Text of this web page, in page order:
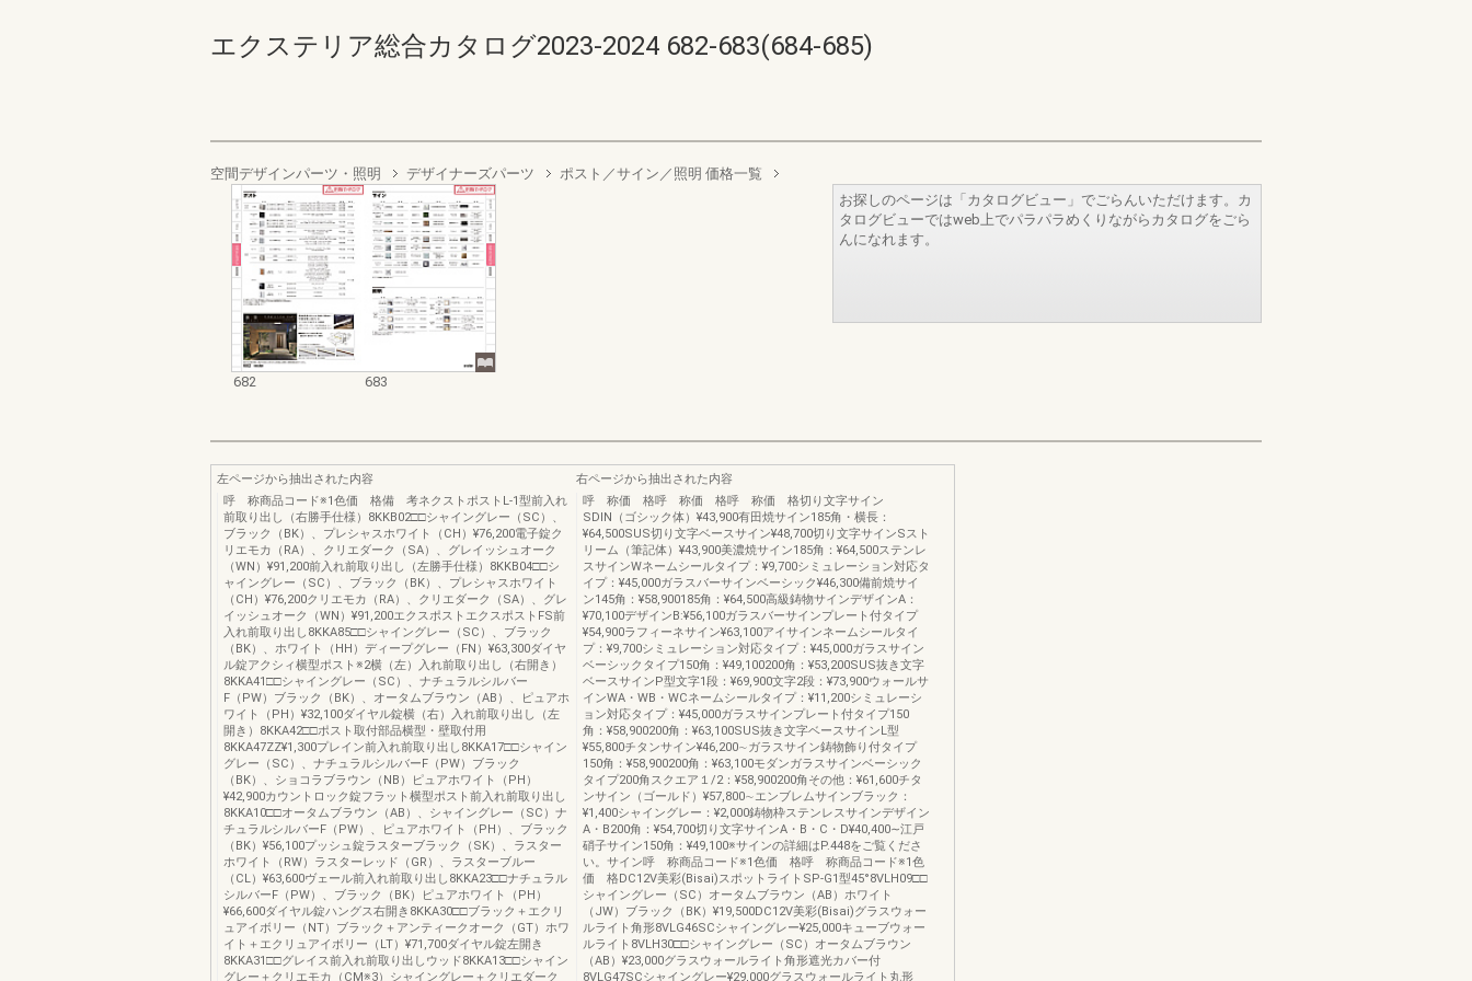
エクステリア総合カタログ2023-2024 682-683(684-685)
空間デザインパーツ・照明 デザイナーズパーツ ポスト／サイン／照明 価格一覧
682 683
お探しのページは「カタログビュー」でごらんいただけます。カ
タログビューではweb上でパラパラめくりながらカタログをごら
んになれます。
左ページから抽出された内容
呼 称商品コード※1色価 格備 考ネクストポストL-1型前入れ
前取り出し（右勝手仕様）8KKB02□□シャイングレー（SC）、
ブラック（BK）、プレシャスホワイト（CH）¥76,200電子錠ク
リエモカ（RA）、クリエダーク（SA）、グレイッシュオーク
（WN）¥91,200前入れ前取り出し（左勝手仕様）8KKB04□□シ
ャイングレー（SC）、ブラック（BK）、プレシャスホワイト
（CH）¥76,200クリエモカ（RA）、クリエダーク（SA）、グレ
イッシュオーク（WN）¥91,200エクスポストエクスポストFS前
入れ前取り出し8KKA85□□シャイングレー（SC）、ブラック
（BK）、ホワイト（HH）ディープグレー（FN）¥63,300ダイヤ
ル錠アクシィ横型ポスト※2横（左）入れ前取り出し（右開き）
8KKA41□□シャイングレー（SC）、ナチュラルシルバー
F（PW）ブラック（BK）、オータムブラウン（AB）、ピュアホ
ワイト（PH）¥32,100ダイヤル錠横（右）入れ前取り出し（左
開き）8KKA42□□ポスト取付部品横型・壁取付用
8KKA47ZZ¥1,300プレイン前入れ前取り出し8KKA17□□シャイン
グレー（SC）、ナチュラルシルバーF（PW）ブラック
（BK）、ショコラブラウン（NB）ピュアホワイト（PH）
¥42,900カウントロック錠フラット横型ポスト前入れ前取り出し
8KKA10□□オータムブラウン（AB）、シャイングレー（SC）ナ
チュラルシルバーF（PW）、ピュアホワイト（PH）、ブラック
（BK）¥56,100プッシュ錠ラスターブラック（SK）、ラスター
ホワイト（RW）ラスターレッド（GR）、ラスターブルー
（CL）¥63,600ヴェール前入れ前取り出し8KKA23□□ナチュラル
シルバーF（PW）、ブラック（BK）ピュアホワイト（PH）
¥66,600ダイヤル錠ハングス右開き8KKA30□□ブラック＋エクリ
ュアイボリー（NT）ブラック＋アンティークオーク（GT）ホワ
イト＋エクリュアイボリー（LT）¥71,700ダイヤル錠左開き
8KKA31□□グレイス前入れ前取り出しウッド8KKA13□□シャイン
グレー＋クリエモカ（CM※3）シャイングレー＋クリエダーク
右ページから抽出された内容
呼 称価 格呼 称価 格呼 称価 格切り文字サイン
SDIN（ゴシック体）¥43,900有田焼サイン185角・横長：
¥64,500SUS切り文字ベースサイン¥48,700切り文字サインSスト
リーム（筆記体）¥43,900美濃焼サイン185角：¥64,500ステンレ
スサインWネームシールタイプ：¥9,700シミュレーション対応タ
イプ：¥45,000ガラスバーサインベーシック¥46,300備前焼サイ
ン145角：¥58,900185角：¥64,500高級鋳物サインデザインA：
¥70,100デザインB:¥56,100ガラスバーサインプレート付タイプ
¥54,900ラフィーネサイン¥63,100アイサインネームシールタイ
プ：¥9,700シミュレーション対応タイプ：¥45,000ガラスサイン
ベーシックタイプ150角：¥49,100200角：¥53,200SUS抜き文字
ベースサインP型文字1段：¥69,900文字2段：¥73,900ウォールサ
インWA・WB・WCネームシールタイプ：¥11,200シミュレーシ
ョン対応タイプ：¥45,000ガラスサインプレート付タイプ150
角：¥58,900200角：¥63,100SUS抜き文字ベースサインL型
¥55,800チタンサイン¥46,200∼ガラスサイン鋳物飾り付タイプ
150角：¥58,900200角：¥63,100モダンガラスサインベーシック
タイプ200角スクエア１/2：¥58,900200角その他：¥61,600チタ
ンサイン（ゴールド）¥57,800∼エンブレムサインブラック：
¥1,400シャイングレー：¥2,000鋳物枠ステンレスサインデザイン
A・B200角：¥54,700切り文字サインA・B・C・D¥40,400∼江戸
硝子サイン150角：¥49,100※サインの詳細はP.448をご覧くださ
い。サイン呼 称商品コード※1色価 格呼 称商品コード※1色
価 格DC12V美彩(Bisai)スポットライトSP-G1型45°8VLH09□□
シャイングレー（SC）オータムブラウン（AB）ホワイト
（JW）ブラック（BK）¥19,500DC12V美彩(Bisai)グラスウォー
ルライト角形8VLG46SCシャイングレー¥25,000キューブウォー
ルライト8VLH30□□シャイングレー（SC）オータムブラウン
（AB）¥23,000グラスウォールライト角形遮光カバー付
8VLG47SCシャイングレー¥29,000グラスウォールライト丸形